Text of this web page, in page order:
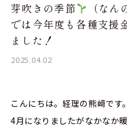
芽吹きの季節
（な
では今年度も各種支援
ました！
2025.04.02
こんにちは。経理の熊﨑です。
4月になりましたがなかなか